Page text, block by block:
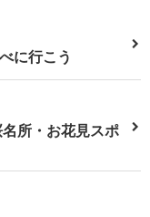
に行こう
所・お花見スポ